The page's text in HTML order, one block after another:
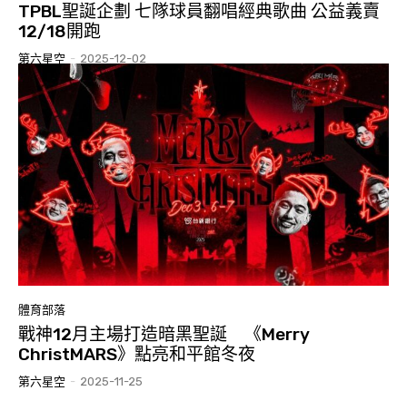
TPBL聖誕企劃 七隊球員翻唱經典歌曲 公益義賣
12/18開跑
第六星空 - 2025-12-02
體育部落
戰神12月主場打造暗黑聖誕 《Merry
ChristMARS》點亮和平館冬夜
第六星空 - 2025-11-25